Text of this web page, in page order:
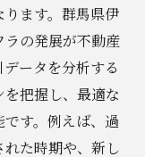
準
ント
定方法
目
る要因
ます。群馬県伊
の発展が不動産
ータを分析する
把握し、最適な
す。例えば、過
た時期や、新し